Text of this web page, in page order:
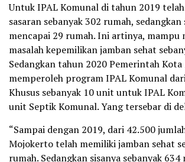
Untuk IPAL Komunal di tahun 2019
sasaran sebanyak 302 rumah,
mencapai 29 rumah. Ini artinya, mampu
masalah kepemilikan jamban sehat
Sedangkan tahun 2020 Pemerintah
memperoleh program IPAL Komunal
Khusus sebanyak 10 unit untuk IPAL
unit Septik Komunal. Yang tersebar di
“Sampai dengan 2019, dari 42.500
Mojokerto telah memiliki jamban sehat
rumah. Sedangkan sisanya sebanyak